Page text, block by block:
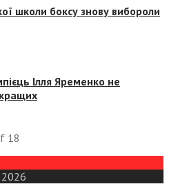
школи боксу знову вибороли
Ілля Яременко не
18
2026